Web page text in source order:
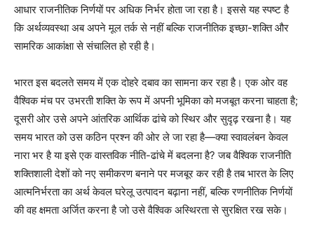
आधार राजनीतिक निर्णयों पर अधिक निर्भर होता जा रहा है। इससे यह स्पष्ट है
कि अर्थव्यवस्था अब अपने मूल तर्क से नहीं बल्कि राजनीतिक इच्छा-शक्ति और
सामरिक आकांक्षा से संचालित हो रही है।
भारत इस बदलते समय में एक दोहरे दबाव का सामना कर रहा है। एक ओर वह
वैश्विक मंच पर उभरती शक्ति के रूप में अपनी भूमिका को मजबूत करना चाहता है;
दूसरी ओर उसे अपने आंतरिक आर्थिक ढांचे को स्थिर और सुदृढ़ रखना है। यह
समय भारत को उस कठिन प्रश्न की ओर ले जा रहा है—क्या स्वावलंबन केवल
नारा भर है या इसे एक वास्तविक नीति-ढांचे में बदलना है? जब वैश्विक राजनीति
शक्तिशाली देशों को नए समीकरण बनाने पर मजबूर कर रही है तब भारत के लिए
आत्मनिर्भरता का अर्थ केवल घरेलू उत्पादन बढ़ाना नहीं, बल्कि रणनीतिक निर्णयों
की वह क्षमता अर्जित करना है जो उसे वैश्विक अस्थिरता से सुरक्षित रख सके।